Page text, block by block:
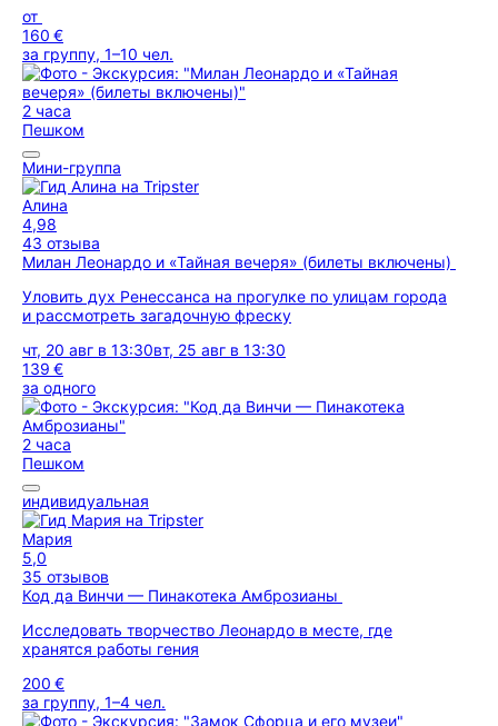
от
160 €
за группу, 1–10 чел.
2 часа
Пешком
Мини-группа
Алина
4,98
43 отзыва
Милан Леонардо и «Тайная вечеря» (билеты включены)
Уловить дух Ренессанса на прогулке по улицам города
и рассмотреть загадочную фреску
чт, 20 авг в 13:30вт, 25 авг в 13:30
139 €
за одного
2 часа
Пешком
индивидуальная
Мария
5,0
35 отзывов
Код да Винчи — Пинакотека Амброзианы
Исследовать творчество Леонардо в месте, где
хранятся работы гения
200 €
за группу, 1–4 чел.